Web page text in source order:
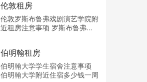
伦敦租房
伦敦罗斯布鲁弗戏剧演艺学院附
近租房注意事项 罗斯布鲁弗戏
伯明翰租房
伯明翰大学学生宿舍注意事项
伯明翰大学附近住宿多少钱一周